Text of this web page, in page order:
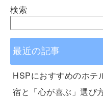
検索
最近の記事
HSPにおすすめのホテ
宿と「心が喜ぶ」選び